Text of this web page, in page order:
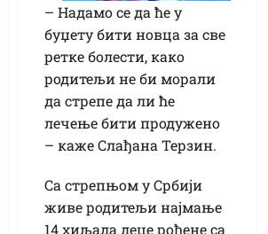
– Надамо се да ће у
буџету бити новца за све
ретке болести, како
родитељи не би морали
да стрепе да ли ће
лечење бити продужено
– каже Слађана Терзин.
Са стрепњом у Србији
живе родитељи најмање
14 хиљада деце рођене са